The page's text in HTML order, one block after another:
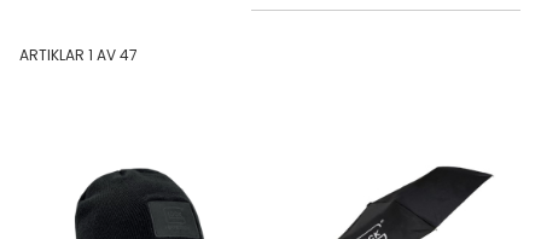
ARTIKLAR 1 AV47